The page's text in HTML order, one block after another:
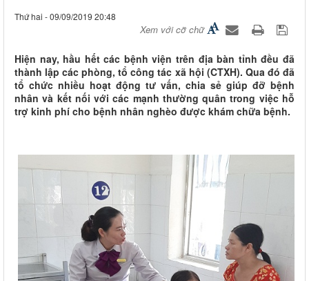
Thứ hai - 09/09/2019 20:48
Xem với cỡ chữ
Hiện nay, hầu hết các bệnh viện trên địa bàn tỉnh đều đã
thành lập các phòng, tổ công tác xã hội (CTXH). Qua đó đã
tổ chức nhiều hoạt động tư vấn, chia sẻ giúp đỡ bệnh
nhân và kết nối với các mạnh thường quân trong việc hỗ
trợ kinh phí cho bệnh nhân nghèo được khám chữa bệnh.